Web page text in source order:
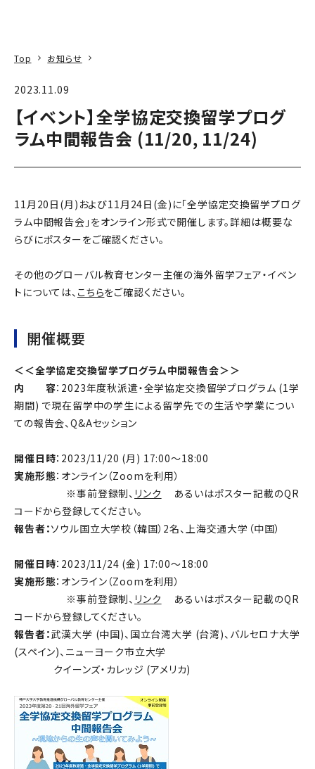
Top お知らせ
2023.11.09
【イベント】全学協定交換留学プログ
ラム中間報告会 (11/20, 11/24)
11月20日(月)および11月24日(金)に「全学協定交換留学プログ
ラム中間報告会」をオンライン形式で開催します。詳細は概要な
らびにポスターをご確認ください。
その他のグローバル教育センター主催の海外留学フェア・イベン
トについては、 こちらをご確認ください。
開催概要
＜＜全学協定交換留学プログラム中間報告会＞＞
内 容：2023年度秋派遣・全学協定交換留学プログラム (1学
期間) で現在留学中の学生による留学先での生活や学業につい
ての報告会、Q&Aセッション
開催日時：2023/11/20 (月) 17:00～18:00
実施形態：オンライン（Zoomを利用）
※事前登録制、 リンク
あるいはポスター記載のQR
コードから登録してください。
報告者：ソウル国立大学校（韓国）2名、上海交通大学（中国）
開催日時：2023/11/24 (金) 17:00～18:00
実施形態：オンライン（Zoomを利用）
※事前登録制、 リンク
あるいはポスター記載のQR
コードから登録してください。
報告者：武漢大学 (中国)、国立台湾大学 (台湾)、バルセロナ大学
(スペイン)、ニューヨーク市立大学
クイーンズ・カレッジ (アメリカ)